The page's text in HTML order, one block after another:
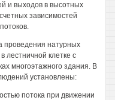
и выходов в высотных
зависимостей
проведения натурных
лестничной клетке с
многоэтажного здания. В
установлены:
потока при движении